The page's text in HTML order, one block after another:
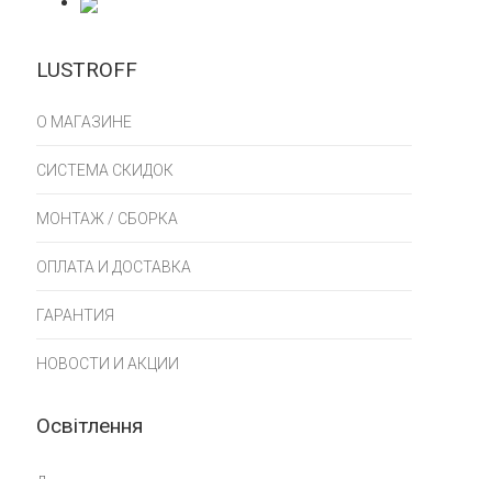
LUSTROFF
О МАГАЗИНЕ
СИСТЕМА СКИДОК
МОНТАЖ / СБОРКА
ОПЛАТА И ДОСТАВКА
ГАРАНТИЯ
НОВОСТИ И АКЦИИ
Освітлення